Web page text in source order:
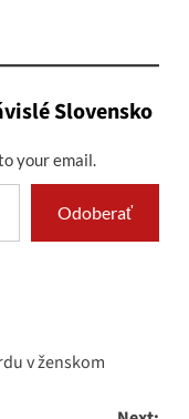
Slovensko
your email.
Odoberať
v ženskom